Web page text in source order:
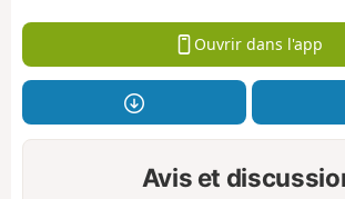
Ouvrir dans l'app
Avis et